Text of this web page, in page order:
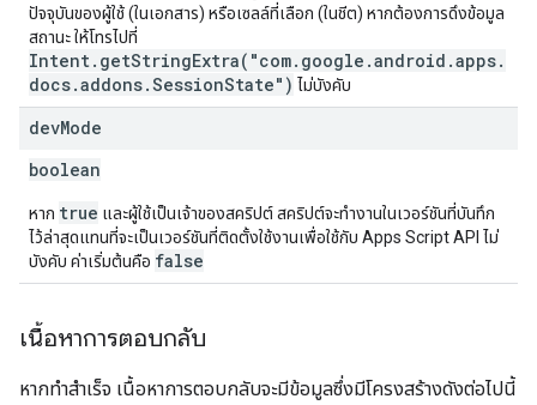
ปัจจุบันของผู้ใช้ (ในเอกสาร) หรือเซลล์ที่เลือก (ในชีต) หากต้องการดึงข้อมูล
สถานะ ให้โทรไปที่
Intent.getStringExtra("com.google.android.apps.
docs.addons.SessionState") ไม่บังคับ
devMode
boolean
หาก true และผู้ใช้เป็นเจ้าของสคริปต์ สคริปต์จะทำงานในเวอร์ชันที่บันทึก
ไว้ล่าสุดแทนที่จะเป็นเวอร์ชันที่ติดตั้งใช้งานเพื่อใช้กับ Apps Script API ไม่
บังคับ ค่าเริ่มต้นคือ false
เนื้อหาการตอบกลับ
หากทำสำเร็จ เนื้อหาการตอบกลับจะมีข้อมูลซึ่งมีโครงสร้างดังต่อไปนี้